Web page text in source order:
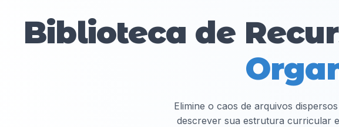
Biblioteca de
Elimine o caos de arquivos
descrever sua estrutura curricular